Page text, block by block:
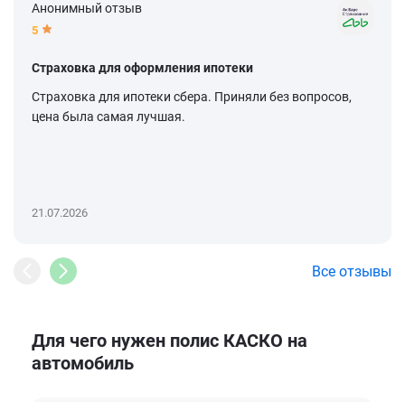
Анонимный отзыв
5
Страховка для оформления ипотеки
Страховка для ипотеки сбера. Приняли без вопросов,
цена была самая лучшая.
21.07.2026
Все отзывы
Для чего нужен полис КАСКО на
автомобиль